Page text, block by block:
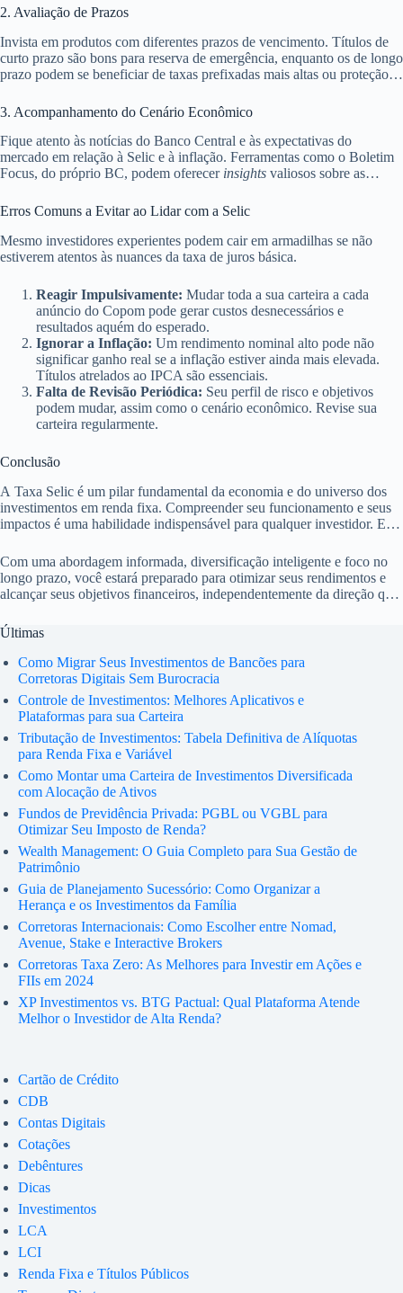
2. Avaliação de Prazos
Invista em produtos com diferentes prazos de vencimento. Títulos de
curto prazo são bons para reserva de emergência, enquanto os de longo
prazo podem se beneficiar de taxas prefixadas mais altas ou proteção
3. Acompanhamento do Cenário Econômico
Fique atento às notícias do Banco Central e às expectativas do
mercado em relação à Selic e à inflação. Ferramentas como o Boletim
Focus, do próprio BC, podem oferecer insights valiosos sobre as
Banco Central do Brasil.
Erros Comuns a Evitar ao Lidar com a Selic
Mesmo investidores experientes podem cair em armadilhas se não
estiverem atentos às nuances da taxa de juros básica.
Reagir Impulsivamente: Mudar toda a sua carteira a cada
anúncio do Copom pode gerar custos desnecessários e
resultados aquém do esperado.
Ignorar a Inflação: Um rendimento nominal alto pode não
significar ganho real se a inflação estiver ainda mais elevada.
Títulos atrelados ao IPCA são essenciais.
Falta de Revisão Periódica: Seu perfil de risco e objetivos
podem mudar, assim como o cenário econômico. Revise sua
carteira regularmente.
Conclusão
A Taxa Selic é um pilar fundamental da economia e do universo dos
investimentos em renda fixa. Compreender seu funcionamento e seus
impactos é uma habilidade indispensável para qualquer investidor. Em
reavaliar e ajustar sua estratégia.
Com uma abordagem informada, diversificação inteligente e foco no
longo prazo, você estará preparado para otimizar seus rendimentos e
alcançar seus objetivos financeiros, independentemente da direção que
decisões estratégicas.
Últimas
Como Migrar Seus Investimentos de Bancões para
Corretoras Digitais Sem Burocracia
Controle de Investimentos: Melhores Aplicativos e
Plataformas para sua Carteira
Tributação de Investimentos: Tabela Definitiva de Alíquotas
para Renda Fixa e Variável
Como Montar uma Carteira de Investimentos Diversificada
com Alocação de Ativos
Fundos de Previdência Privada: PGBL ou VGBL para
Otimizar Seu Imposto de Renda?
Wealth Management: O Guia Completo para Sua Gestão de
Patrimônio
Guia de Planejamento Sucessório: Como Organizar a
Herança e os Investimentos da Família
Corretoras Internacionais: Como Escolher entre Nomad,
Avenue, Stake e Interactive Brokers
Corretoras Taxa Zero: As Melhores para Investir em Ações e
FIIs em 2024
XP Investimentos vs. BTG Pactual: Qual Plataforma Atende
Melhor o Investidor de Alta Renda?
Cartão de Crédito
CDB
Contas Digitais
Cotações
Debêntures
Dicas
Investimentos
LCA
LCI
Renda Fixa e Títulos Públicos